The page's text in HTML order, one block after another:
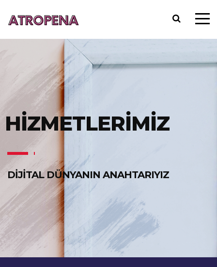
HİZMETLERİMİZ
DİJİTAL DÜNYANIN ANAHTARIYIZ